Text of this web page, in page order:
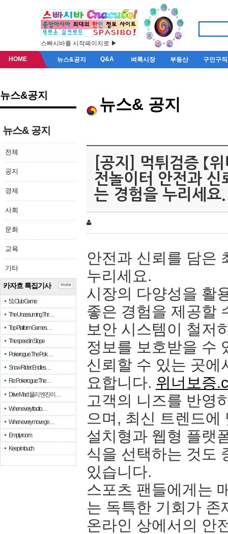
스빠시바를 시작페이지로 ▶
HOME 뉴스&공지 Q&A 벼룩시장 부동산 구인구직
뉴스&공지
뉴스& 공지
전체
공지
경제
사회
문화
교육
기타
카자흐 특집기사
51 Club Game
The Unassuming Thr…
Top Platform Games…
The speed in Slope
Pokerogue: The Pok…
Snow Rider: Endles…
Re: Pokerogue: The…
Drive Mad: 물리 엔진이 …
When every fractio…
When every move ge…
Empty room
Keep in touch
more
뉴스& 공지
[공지] 먹튀검증 【
전놀이터 안전과 신
는 경험을 누리세요.
안전과 신뢰를 담은
누리세요.
시장의 다양성을 활
좋은 경험을 제공할
보안 시스템이 철저
정보를 보호받을 수
신뢰할 수 있는 곳에
요합니다. 위너보증
고객의 니즈를 반영
으며, 최신 트렌드에
설치형과 웹형 플랫
식을 선택하는 것도
있습니다.
스포츠 팬들에게는
는 독특한 기회가 존
온라인 상에서의 안